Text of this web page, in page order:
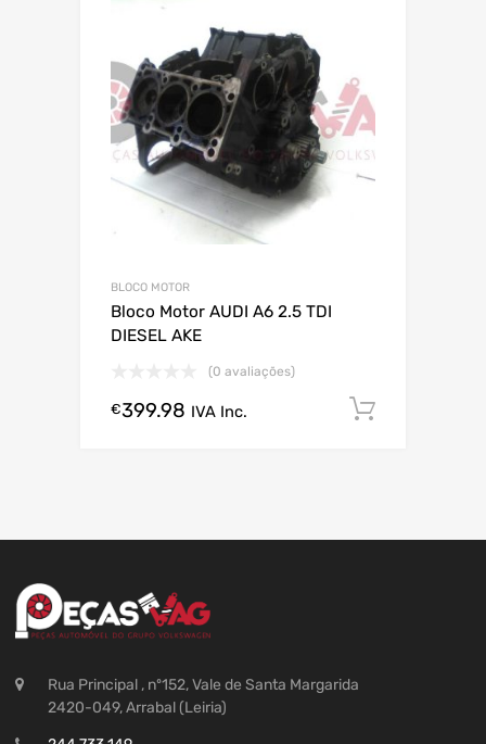
BLOCO MOTOR
Bloco Motor AUDI A6 2.5 TDI
DIESEL AKE
(0 avaliações)
€399.98 IVA Inc.
Rua Principal , nº152, Vale de Santa Margarida
2420-049, Arrabal (Leiria)